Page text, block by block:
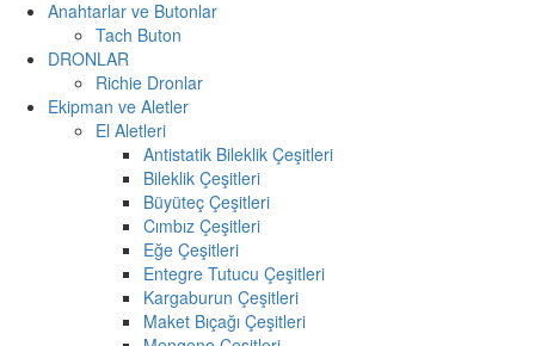
Anahtarlar ve Butonlar
Tach Buton
DRONLAR
Richie Dronlar
Ekipman ve Aletler
El Aletleri
Antistatik Bileklik Çeşitleri
Bileklik Çeşitleri
Büyüteç Çeşitleri
Cımbız Çeşitleri
Eğe Çeşitleri
Entegre Tutucu Çeşitleri
Kargaburun Çeşitleri
Maket Bıçağı Çeşitleri